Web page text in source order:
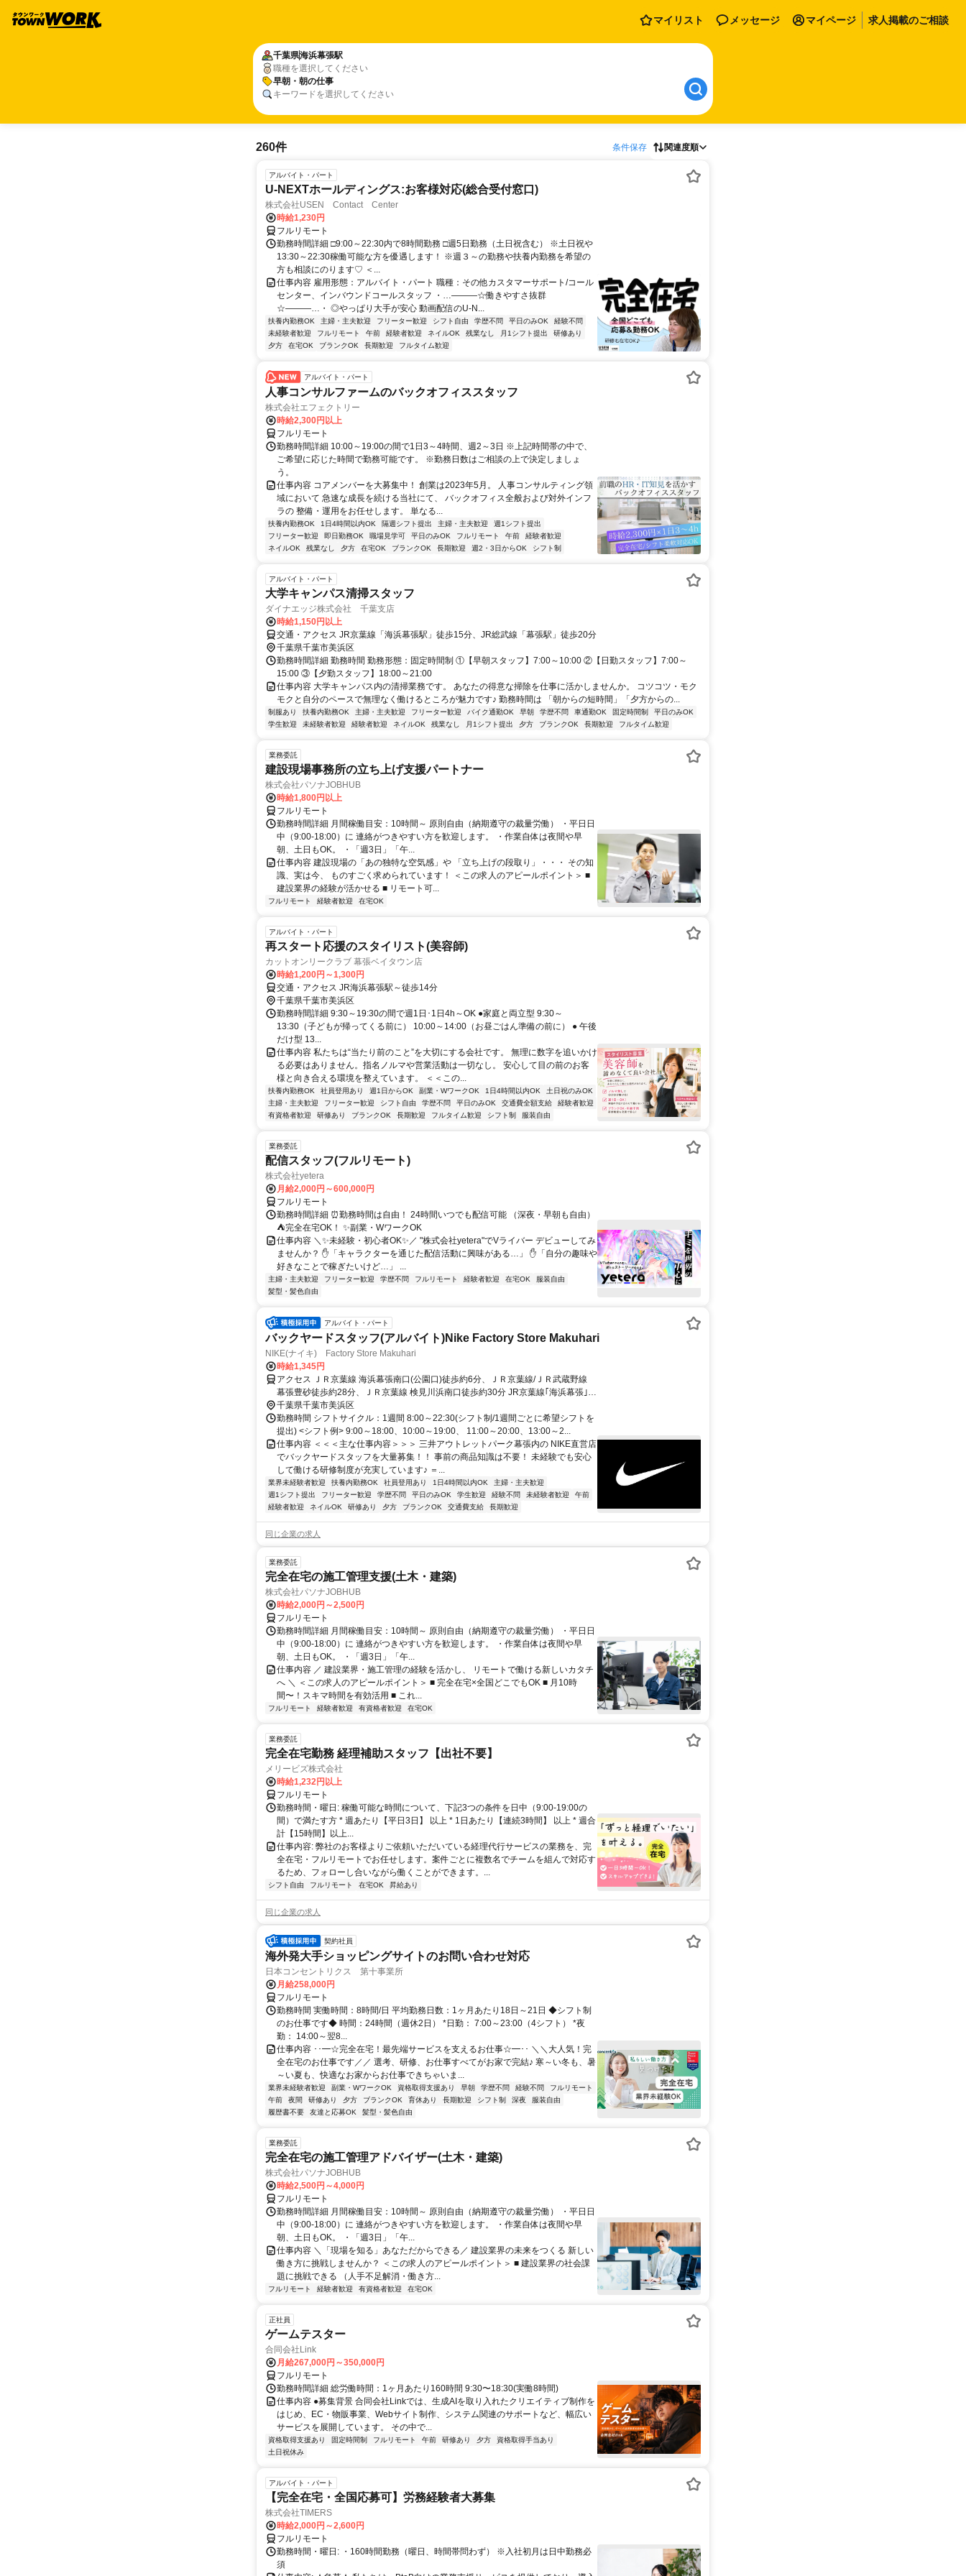
マイリスト メッセージ マイページ 求人掲載のご相談
千葉県海浜幕張駅
職種を選択してください
早朝・朝の仕事
キーワードを選択してください
260件 条件保存 関連度順
アルバイト・パート
U-NEXTホールディングス:お客様対応(総合受付窓口)
株式会社USEN Contact Center
時給1,230円
フルリモート
勤務時間詳細 □9:00～22:30内で8時間勤務 □週5日勤務（土日祝含む） ※土日祝や
13:30～22:30稼働可能な方を優遇します！ ※週３～の勤務や扶養内勤務を希望の
方も相談にのります♡ ＜...
仕事内容 雇用形態：アルバイト・パート 職種：その他カスタマーサポート/コール
センター、インバウンドコールスタッフ ・…―――☆働きやすさ抜群
☆―――…・ ◎やっぱり大手が安心 動画配信のU-N...
扶養内勤務OK 主婦・主夫歓迎 フリーター歓迎 シフト自由 学歴不問 平日のみOK
経験不問
未経験者歓迎
フルリモート 午前 経験者歓迎 ネイルOK 残業なし 月1シフト提出
研修あり
夕方
在宅OK ブランクOK 長期歓迎 フルタイム歓迎
アルバイト・パート
人事コンサルファームのバックオフィススタッフ
株式会社エフェクトリー
時給2,300円以上
フルリモート
勤務時間詳細 10:00～19:00の間で1日3～4時間、週2～3日 ※上記時間帯の中で、
ご希望に応じた時間で勤務可能です。 ※勤務日数はご相談の上で決定しましょ
う。
仕事内容 コアメンバーを大募集中！ 創業は2023年5月。 人事コンサルティング領
域において 急速な成長を続ける当社にて、 バックオフィス全般および対外インフ
ラの 整備・運用をお任せします。 単なる...
扶養内勤務OK 1日4時間以内OK 隔週シフト提出 主婦・主夫歓迎
週1シフト提出
フリーター歓迎
即日勤務OK 職場見学可 平日のみOK フルリモート 午前
経験者歓迎
ネイルOK
残業なし 夕方 在宅OK ブランクOK 長期歓迎 週2・3日からOK シフト制
アルバイト・パート
大学キャンパス清掃スタッフ
ダイナエッジ株式会社 千葉支店
時給1,150円以上
交通・アクセス JR京葉線「海浜幕張駅」徒歩15分、JR総武線「幕張駅」徒歩20分
千葉県千葉市美浜区
勤務時間詳細 勤務時間 勤務形態：固定時間制 ①【早朝スタッフ】7:00～10:00 ②【日勤スタッフ】7:00～
15:00 ③【夕勤スタッフ】18:00～21:00
仕事内容 大学キャンパス内の清掃業務です。 あなたの得意な掃除を仕事に活かしませんか。 コツコツ・モク
モクと自分のペースで無理なく働けるところが魅力です♪ 勤務時間は 「朝からの短時間」「夕方からの...
制服あり 扶養内勤務OK 主婦・主夫歓迎 フリーター歓迎 バイク通勤OK 早朝 学歴不問 車通勤OK 固定時間制
平日のみOK
学生歓迎
未経験者歓迎 経験者歓迎 ネイルOK 残業なし 月1シフト提出 夕方 ブランクOK 長期歓迎 フルタイム歓迎
業務委託
建設現場事務所の立ち上げ支援パートナー
株式会社パソナJOBHUB
時給1,800円以上
フルリモート
勤務時間詳細 月間稼働目安：10時間～ 原則自由（納期遵守の裁量労働） ・平日日
中（9:00-18:00）に 連絡がつきやすい方を歓迎します。 ・作業自体は夜間や早
朝、土日もOK。 ・「週3日」「午...
仕事内容 建設現場の「あの独特な空気感」や 「立ち上げの段取り」・・・ その知
識、実は今、 ものすごく求められています！ ＜この求人のアピールポイント＞ ■
建設業界の経験が活かせる ■ リモート可...
フルリモート 経験者歓迎 在宅OK
アルバイト・パート
再スタート応援のスタイリスト(美容師)
カットオンリークラブ 幕張ベイタウン店
時給1,200円～1,300円
交通・アクセス JR海浜幕張駅～徒歩14分
千葉県千葉市美浜区
勤務時間詳細 9:30～19:30の間で週1日･1日4h～OK ●家庭と両立型 9:30～
13:30（子どもが帰ってくる前に） 10:00～14:00（お昼ごはん準備の前に） ● 午後
だけ型 13...
仕事内容 私たちは“当たり前のこと”を大切にする会社です。 無理に数字を追いかけ
る必要はありません。指名ノルマや営業活動は一切なし。 安心して目の前のお客
様と向き合える環境を整えています。 ＜＜この...
扶養内勤務OK 社員登用あり 週1日からOK 副業・WワークOK 1日4時間以内OK
土日祝のみOK
主婦・主夫歓迎
フリーター歓迎 シフト自由 学歴不問 平日のみOK 交通費全額支給
経験者歓迎
有資格者歓迎
研修あり ブランクOK 長期歓迎 フルタイム歓迎 シフト制 服装自由
業務委託
配信スタッフ(フルリモート)
株式会社yetera
月給2,000円～600,000円
フルリモート
勤務時間詳細 ⏰勤務時間は自由！ 24時間いつでも配信可能 （深夜・早朝も自由）
⛺完全在宅OK！ ✨副業・WワークOK
仕事内容 ＼✨未経験・初心者OK✨／ "株式会社yetera"でVライバー デビューしてみ
ませんか？ ✋「キャラクターを通じた配信活動に興味がある…」 ✋「自分の趣味や
好きなことで稼ぎたいけど…」 ...
主婦・主夫歓迎 フリーター歓迎 学歴不問 フルリモート 経験者歓迎 在宅OK
服装自由
髪型・髪色自由
アルバイト・パート
バックヤードスタッフ(アルバイト)Nike Factory Store Makuhari
NIKE(ナイキ) Factory Store Makuhari
時給1,345円
アクセス ＪＲ京葉線 海浜幕張南口(公園口)徒歩約6分、ＪＲ京葉線/ＪＲ武蔵野線
幕張豊砂徒歩約28分、ＪＲ京葉線 検見川浜南口徒歩約30分 JR京葉線｢海浜幕張｣駅
より徒歩1分
千葉県千葉市美浜区
勤務時間 シフトサイクル：1週間 8:00～22:30(シフト制/1週間ごとに希望シフトを
提出) <シフト例> 9:00～18:00、10:00～19:00、 11:00～20:00、13:00～2...
仕事内容 ＜＜＜主な仕事内容＞＞＞ 三井アウトレットパーク幕張内の NIKE直営店
でバックヤードスタッフを大量募集！！ 事前の商品知識は不要！ 未経験でも安心
して働ける研修制度が充実しています♪ ＝...
業界未経験者歓迎 扶養内勤務OK 社員登用あり 1日4時間以内OK
主婦・主夫歓迎
週1シフト提出
フリーター歓迎 学歴不問 平日のみOK 学生歓迎 経験不問 未経験者歓迎
午前
経験者歓迎
ネイルOK 研修あり 夕方 ブランクOK 交通費支給 長期歓迎
同じ企業の求人
業務委託
完全在宅の施工管理支援(土木・建築)
株式会社パソナJOBHUB
時給2,000円～2,500円
フルリモート
勤務時間詳細 月間稼働目安：10時間～ 原則自由（納期遵守の裁量労働） ・平日日
中（9:00-18:00）に 連絡がつきやすい方を歓迎します。 ・作業自体は夜間や早
朝、土日もOK。 ・「週3日」「午...
仕事内容 ／ 建設業界・施工管理の経験を活かし、 リモートで働ける新しいカタチ
へ ＼ ＜この求人のアピールポイント＞ ■ 完全在宅×全国どこでもOK ■ 月10時
間〜！スキマ時間を有効活用 ■ これ...
フルリモート 経験者歓迎 有資格者歓迎 在宅OK
業務委託
完全在宅勤務 経理補助スタッフ【出社不要】
メリービズ株式会社
時給1,232円以上
フルリモート
勤務時間・曜日: 稼働可能な時間について、下記3つの条件を日中（9:00-19:00の
間）で満たす方 * 週あたり【平日3日】 以上 * 1日あたり【連続3時間】 以上 * 週合
計【15時間】以上...
仕事内容: 弊社のお客様よりご依頼いただいている経理代行サービスの業務を、完
全在宅・フルリモートでお任せします。案件ごとに複数名でチームを組んで対応す
るため、フォローし合いながら働くことができます。...
シフト自由 フルリモート 在宅OK 昇給あり
同じ企業の求人
契約社員
海外発大手ショッピングサイトのお問い合わせ対応
日本コンセントリクス 第十事業所
月給258,000円
フルリモート
勤務時間 実働時間：8時間/日 平均勤務日数：1ヶ月あたり18日～21日 ◆シフト制
のお仕事です◆ 時間：24時間（週休2日） *日勤： 7:00～23:00（4シフト） *夜
勤： 14:00～翌8...
仕事内容 ･･━☆完全在宅！最先端サービスを支えるお仕事☆━･･ ＼＼大人気！完
全在宅のお仕事です／／ 選考、研修、お仕事すべてがお家で完結♪ 寒～い冬も、暑
～い夏も、快適なお家からお仕事できちゃいま...
業界未経験者歓迎 副業・WワークOK 資格取得支援あり 早朝 学歴不問 経験不問
フルリモート
午前
夜間 研修あり 夕方 ブランクOK 育休あり 長期歓迎 シフト制 深夜
服装自由
履歴書不要
友達と応募OK 髪型・髪色自由
業務委託
完全在宅の施工管理アドバイザー(土木・建築)
株式会社パソナJOBHUB
時給2,500円～4,000円
フルリモート
勤務時間詳細 月間稼働目安：10時間～ 原則自由（納期遵守の裁量労働） ・平日日
中（9:00-18:00）に 連絡がつきやすい方を歓迎します。 ・作業自体は夜間や早
朝、土日もOK。 ・「週3日」「午...
仕事内容 ＼「現場を知る」あなただからできる／ 建設業界の未来をつくる 新しい
働き方に挑戦しませんか？ ＜この求人のアピールポイント＞ ■ 建設業界の社会課
題に挑戦できる （人手不足解消・働き方...
フルリモート 経験者歓迎 有資格者歓迎 在宅OK
正社員
ゲームテスター
合同会社Link
月給267,000円～350,000円
フルリモート
勤務時間詳細 総労働時間：1ヶ月あたり160時間 9:30〜18:30(実働8時間)
仕事内容 ●募集背景 合同会社Linkでは、生成AIを取り入れたクリエイティブ制作を
はじめ、EC・物販事業、Webサイト制作、システム関連のサポートなど、幅広い
サービスを展開しています。 その中で...
資格取得支援あり 固定時間制 フルリモート 午前 研修あり 夕方
資格取得手当あり
土日祝休み
アルバイト・パート
【完全在宅・全国応募可】労務経験者大募集
株式会社TIMERS
時給2,000円～2,600円
フルリモート
勤務時間・曜日: ・160時間勤務（曜日、時間帯問わず） ※入社初月は日中勤務必
須